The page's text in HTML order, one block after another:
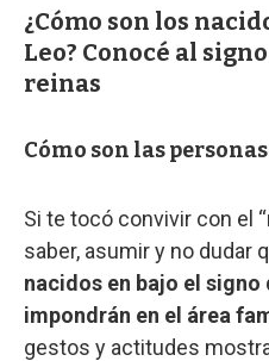
¿Cómo son los
Leo? Conocé al
reinas
Cómo son las personas
Si te tocó convivir con el
saber, asumir y no dudar
nacidos en bajo el signo
impondrán en el área
gestos y actitudes